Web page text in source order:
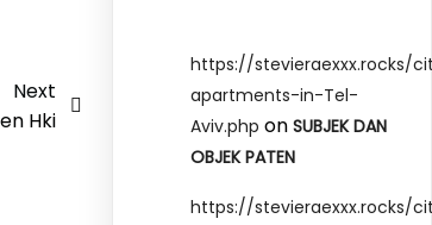
Next
Hki
https://stevieraexxx.rocks/
apartments-in-Tel-
Aviv.php onSUBJEK DAN
OBJEK PATEN
https://stevieraexxx.rocks/